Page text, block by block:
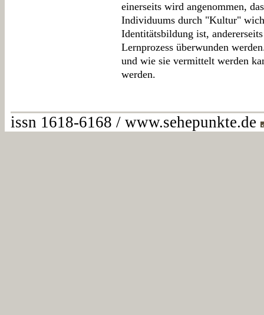
einerseits wird angenommen,
Individuums durch "Kultur"
Identitätsbildung ist,
Lernprozess überwunden
und wie sie vermittelt werden
werden.
issn 1618-6168 / www.sehepunkte.de